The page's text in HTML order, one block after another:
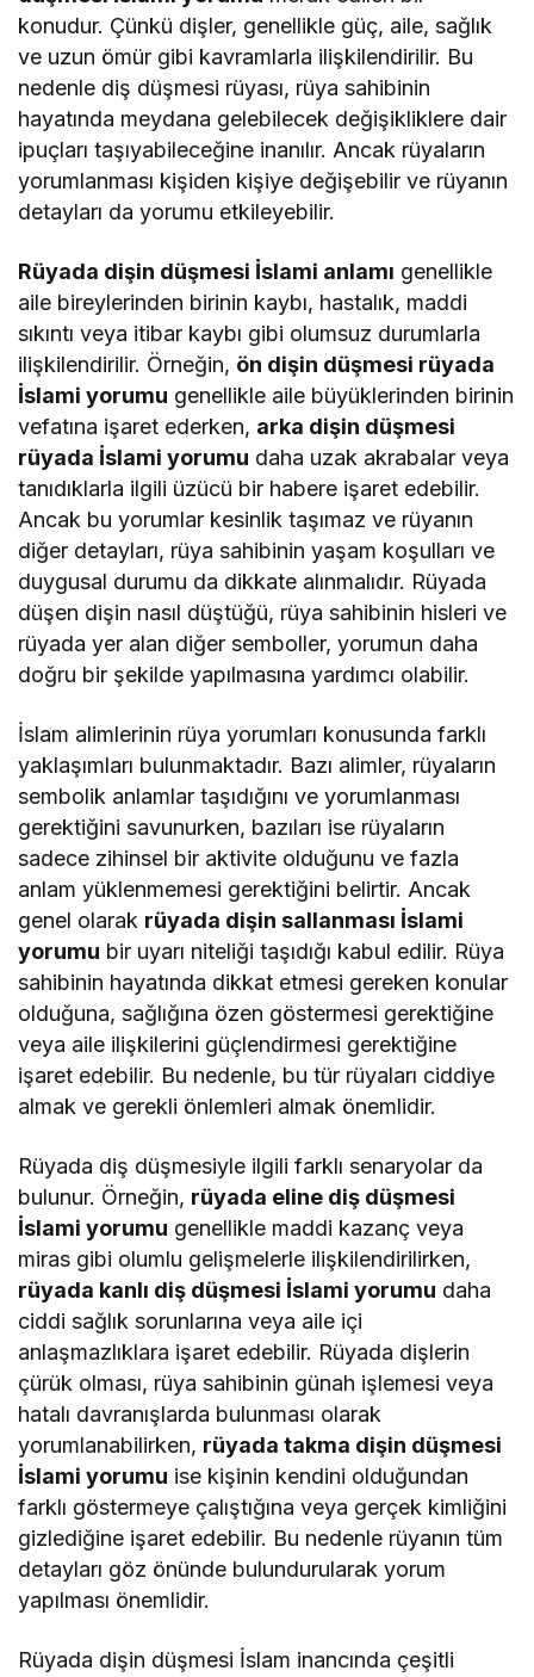
konudur. Çünkü dişler, genellikle güç, aile, sağlık
ve uzun ömür gibi kavramlarla ilişkilendirilir. Bu
nedenle diş düşmesi rüyası, rüya sahibinin
hayatında meydana gelebilecek değişikliklere dair
ipuçları taşıyabileceğine inanılır. Ancak rüyaların
yorumlanması kişiden kişiye değişebilir ve rüyanın
detayları da yorumu etkileyebilir.
Rüyada dişin düşmesi İslami anlamı genellikle
aile bireylerinden birinin kaybı, hastalık, maddi
sıkıntı veya itibar kaybı gibi olumsuz durumlarla
ilişkilendirilir. Örneğin, ön dişin düşmesi rüyada
İslami yorumu genellikle aile büyüklerinden birinin
vefatına işaret ederken, arka dişin düşmesi
rüyada İslami yorumu daha uzak akrabalar veya
tanıdıklarla ilgili üzücü bir habere işaret edebilir.
Ancak bu yorumlar kesinlik taşımaz ve rüyanın
diğer detayları, rüya sahibinin yaşam koşulları ve
duygusal durumu da dikkate alınmalıdır. Rüyada
düşen dişin nasıl düştüğü, rüya sahibinin hisleri ve
rüyada yer alan diğer semboller, yorumun daha
doğru bir şekilde yapılmasına yardımcı olabilir.
İslam alimlerinin rüya yorumları konusunda farklı
yaklaşımları bulunmaktadır. Bazı alimler, rüyaların
sembolik anlamlar taşıdığını ve yorumlanması
gerektiğini savunurken, bazıları ise rüyaların
sadece zihinsel bir aktivite olduğunu ve fazla
anlam yüklenmemesi gerektiğini belirtir. Ancak
genel olarak rüyada dişin sallanması İslami
yorumu bir uyarı niteliği taşıdığı kabul edilir. Rüya
sahibinin hayatında dikkat etmesi gereken konular
olduğuna, sağlığına özen göstermesi gerektiğine
veya aile ilişkilerini güçlendirmesi gerektiğine
işaret edebilir. Bu nedenle, bu tür rüyaları ciddiye
almak ve gerekli önlemleri almak önemlidir.
Rüyada diş düşmesiyle ilgili farklı senaryolar da
bulunur. Örneğin, rüyada eline diş düşmesi
İslami yorumu genellikle maddi kazanç veya
miras gibi olumlu gelişmelerle ilişkilendirilirken,
rüyada kanlı diş düşmesi İslami yorumu daha
ciddi sağlık sorunlarına veya aile içi
anlaşmazlıklara işaret edebilir. Rüyada dişlerin
çürük olması, rüya sahibinin günah işlemesi veya
hatalı davranışlarda bulunması olarak
yorumlanabilirken, rüyada takma dişin düşmesi
İslami yorumu ise kişinin kendini olduğundan
farklı göstermeye çalıştığına veya gerçek kimliğini
gizlediğine işaret edebilir. Bu nedenle rüyanın tüm
detayları göz önünde bulundurularak yorum
yapılması önemlidir.
Rüyada dişin düşmesi İslam inancında çeşitli